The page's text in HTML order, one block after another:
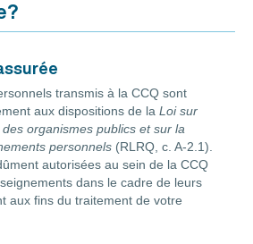
transmis à la CCQ sont
aux dispositions de la Loi sur
organismes publics et sur la
personnels (RLRQ, c. A-2.1).
autorisées au sein de la CCQ
dans le cadre de leurs
aux fins du traitement de votre